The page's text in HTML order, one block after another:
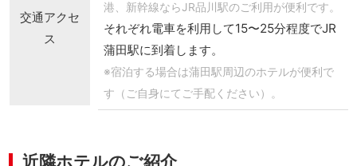
交通アクセ
ス
港、新幹線ならJR品川駅のご利用が便利です。
それぞれ電車を利用して15〜25分程度でJR
蒲田駅に到着します。
※宿泊する場合は蒲田駅周辺のホテルが便利で
す（ご自身にてご手配ください）。
近隣ホテルのご紹介